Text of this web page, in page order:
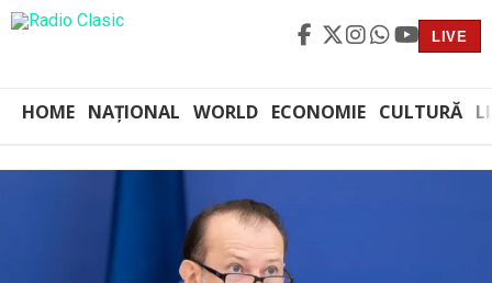
LIVE
HOME NAȚIONAL WORLD ECONOMIE CULTURĂ